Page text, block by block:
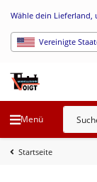
Wähle dein Lieferland,
Vereinigte
Menü
Startseite